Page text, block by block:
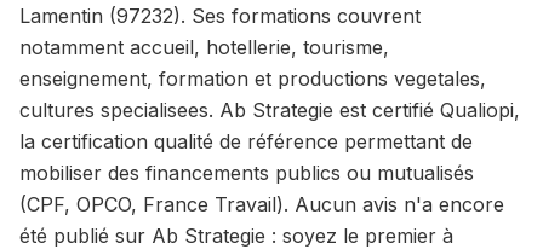
Lamentin (97232). Ses formations couvrent
notamment accueil, hotellerie, tourisme,
enseignement, formation et productions vegetales,
cultures specialisees. Ab Strategie est certifié Qualiopi,
la certification qualité de référence permettant de
mobiliser des financements publics ou mutualisés
(CPF, OPCO, France Travail). Aucun avis n'a encore
été publié sur Ab Strategie : soyez le premier à